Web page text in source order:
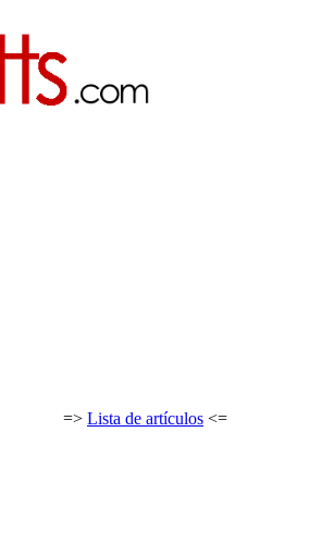
=> Lista de artículos <=